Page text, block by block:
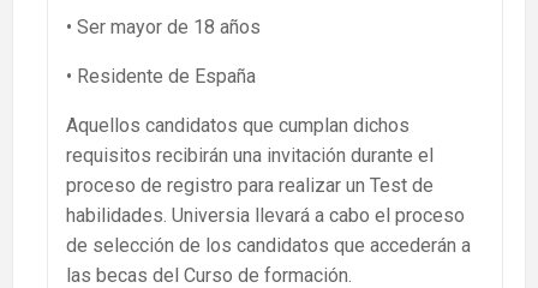
• Ser mayor de 18 años
• Residente de España
Aquellos candidatos que cumplan dichos
requisitos recibirán una invitación durante el
proceso de registro para realizar un Test de
habilidades. Universia llevará a cabo el proceso
de selección de los candidatos que accederán a
las becas del Curso de formación.